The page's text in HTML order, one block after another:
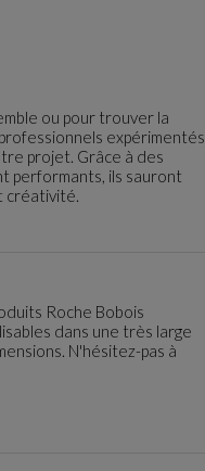
ou pour trouver la
expérimentés
projet. Grâce à des
performants, ils sauront
créativité.
Roche Bobois
dans une très large
N'hésitez-pas à